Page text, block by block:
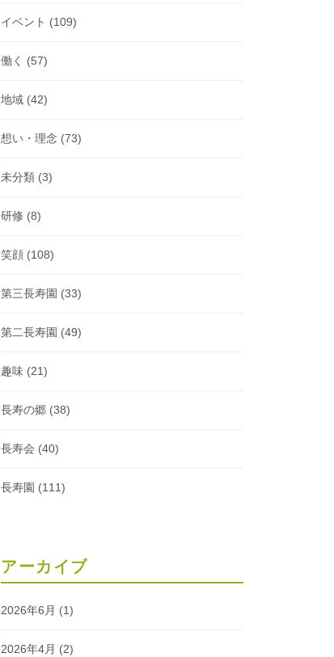
イベント (109)
働く (57)
地域 (42)
想い・理念 (73)
未分類 (3)
研修 (8)
笑顔 (108)
第三長寿園 (33)
第二長寿園 (49)
趣味 (21)
長寿の郷 (38)
長寿会 (40)
長寿園 (111)
アーカイブ
2026年6月 (1)
2026年4月 (2)